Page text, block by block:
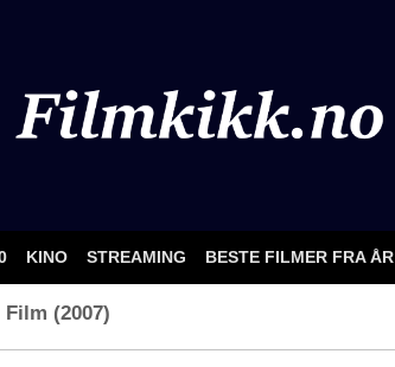
KINO STREAMING BESTE FILMER FRA ÅR
(2007)